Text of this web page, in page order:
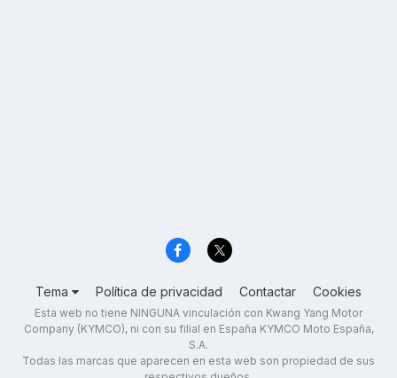
Tema Política de privacidad Contactar Cookies
Esta web no tiene NINGUNA vinculación con Kwang Yang Motor
Company (KYMCO), ni con su filial en España KYMCO Moto España,
S.A.
Todas las marcas que aparecen en esta web son propiedad de sus